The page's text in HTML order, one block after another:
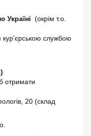
Україні (окрім т.о.
кур'єрською службою
отримати
20 (склад